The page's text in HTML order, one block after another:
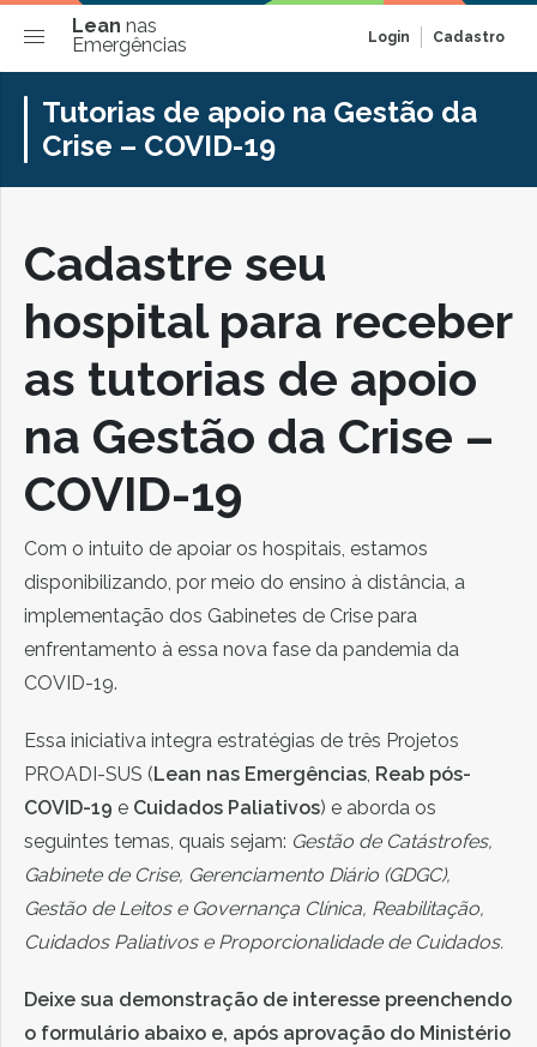
Lean nas
Emergências
Login Cadastro
Tutorias de apoio na Gestão da
Crise – COVID-19
Cadastre seu
hospital para receber
as tutorias de apoio
na Gestão da Crise –
COVID-19
Com o intuito de apoiar os hospitais, estamos
disponibilizando, por meio do ensino à distância, a
implementação dos Gabinetes de Crise para
enfrentamento à essa nova fase da pandemia da
COVID-19.
Essa iniciativa integra estratégias de três Projetos
PROADI-SUS (Lean nas Emergências, Reab pós-
COVID-19 e Cuidados Paliativos) e aborda os
seguintes temas, quais sejam: Gestão de Catástrofes,
Gabinete de Crise, Gerenciamento Diário (GDGC),
Gestão de Leitos e Governança Clínica, Reabilitação,
Cuidados Paliativos e Proporcionalidade de Cuidados.
Deixe sua demonstração de interesse preenchendo
o formulário abaixo e, após aprovação do Ministério